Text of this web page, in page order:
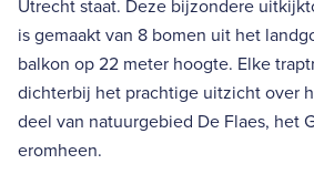
Utrecht staat. Deze bijzondere
is gemaakt van 8 bomen uit het
balkon op 22 meter hoogte. Elke
dichterbij het prachtige uitzicht over
deel van natuurgebied De Flaes, het
eromheen.